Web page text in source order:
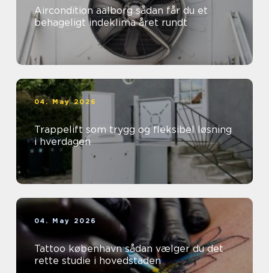
Aircondition aalborg sådan får du et
behageligt indeklima året rundt
04. May 2026
Trappelift som trygg og fleksibel løsning
i hverdagen
04. May 2026
Tattoo københavn sådan vælger du det
rette studie i hovedstaden